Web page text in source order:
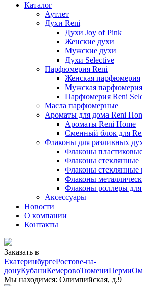
Каталог
Аутлет
Духи Reni
Духи Joy of Pink
Женские духи
Мужские духи
Духи Selective
Парфюмерия Reni
Женская парфюмерия
Мужская парфюмерия
Парфюмерия Reni
Масла парфюмерные
Ароматы для дома Reni
Ароматы Reni Home
Сменный блок для
Флаконы для разливных
Флаконы
Флаконы стеклянные
Флаконы стеклянные
Флаконы
Флаконы роллеры для
Аксессуары
Новости
О компании
Контакты
Заказать в
ЕкатеринбургеРостове-на-
донуКубаниКемеровоТюмениПерми
Мы находимся: Олимпийская, д.9